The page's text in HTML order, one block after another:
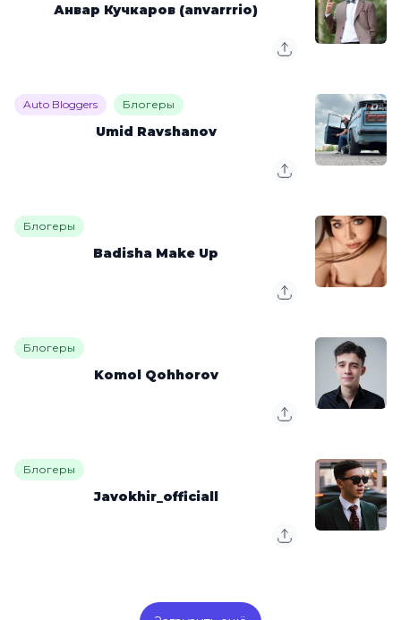
Анвар Кучкаров (anvarrrio)
Auto Bloggers Блогеры
Umid Ravshanov
Блогеры
Badisha Make Up
Блогеры
Komol Qohhorov
Блогеры
Javokhir_officiall